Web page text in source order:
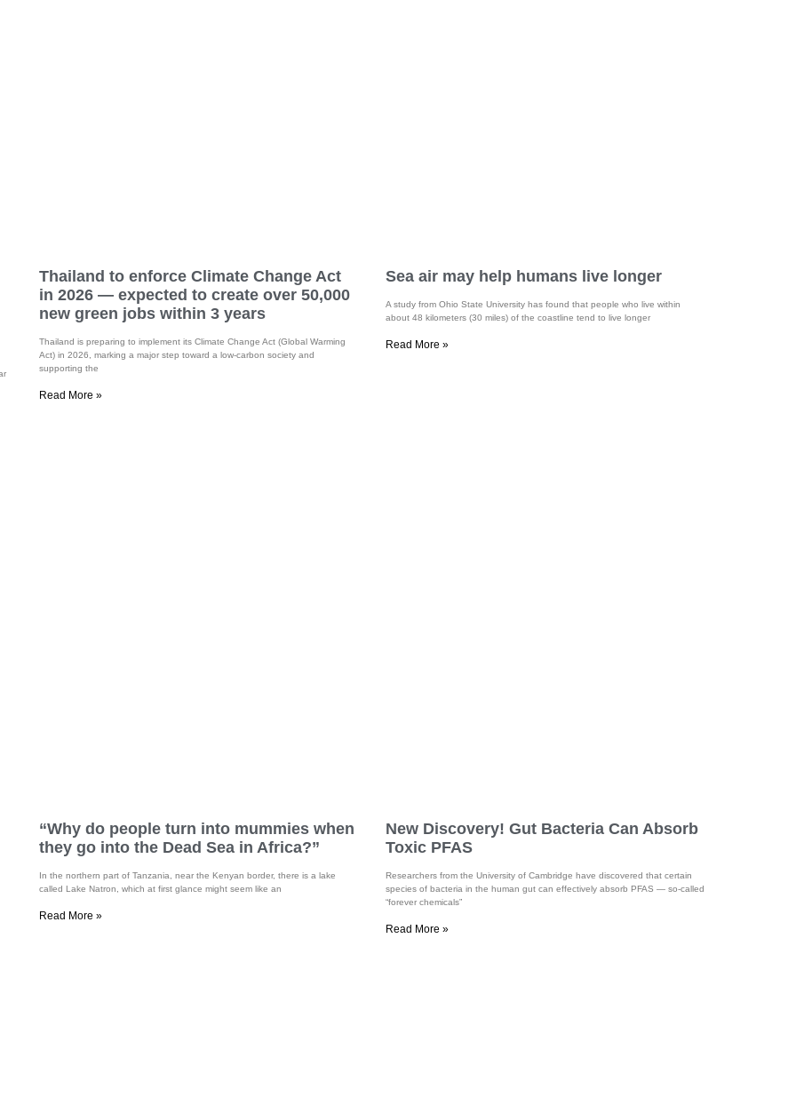
Thailand to enforce Climate Change Act
in 2026 — expected to create over 50,000
new green jobs within 3 years
Thailand is preparing to implement its Climate Change Act (Global Warming
Act) in 2026, marking a major step toward a low-carbon society and
supporting the
Read More »
Sea air may help humans live longer
A study from Ohio State University has found that people who live within
about 48 kilometers (30 miles) of the coastline tend to live longer
Read More »
“Why do people turn into mummies when
they go into the Dead Sea in Africa?”
In the northern part of Tanzania, near the Kenyan border, there is a lake
called Lake Natron, which at first glance might seem like an
Read More »
New Discovery! Gut Bacteria Can Absorb
Toxic PFAS
Researchers from the University of Cambridge have discovered that certain
species of bacteria in the human gut can effectively absorb PFAS — so-called
“forever chemicals”
Read More »